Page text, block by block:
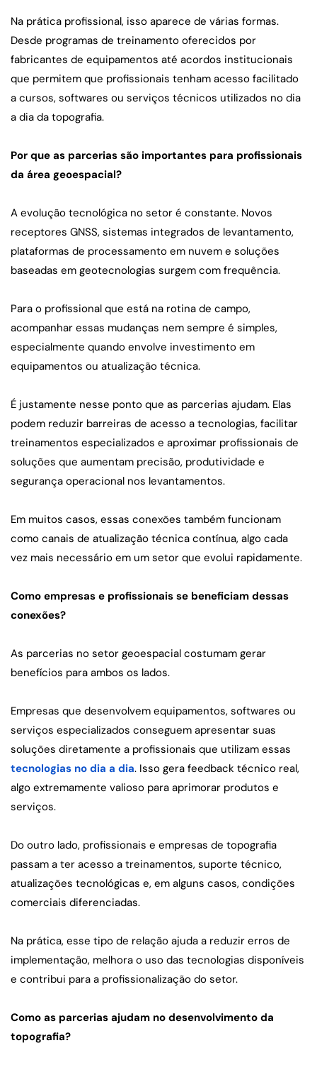
Na prática profissional, isso aparece de várias formas.
Desde programas de treinamento oferecidos por
fabricantes de equipamentos até acordos institucionais
que permitem que profissionais tenham acesso facilitado
a cursos, softwares ou serviços técnicos utilizados no dia
a dia da topografia.
Por que as parcerias são importantes para profissionais
da área geoespacial?
A evolução tecnológica no setor é constante. Novos
receptores GNSS, sistemas integrados de levantamento,
plataformas de processamento em nuvem e soluções
baseadas em geotecnologias surgem com frequência.
Para o profissional que está na rotina de campo,
acompanhar essas mudanças nem sempre é simples,
especialmente quando envolve investimento em
equipamentos ou atualização técnica.
É justamente nesse ponto que as parcerias ajudam. Elas
podem reduzir barreiras de acesso a tecnologias, facilitar
treinamentos especializados e aproximar profissionais de
soluções que aumentam precisão, produtividade e
segurança operacional nos levantamentos.
Em muitos casos, essas conexões também funcionam
como canais de atualização técnica contínua, algo cada
vez mais necessário em um setor que evolui rapidamente.
Como empresas e profissionais se beneficiam dessas
conexões?
As parcerias no setor geoespacial costumam gerar
benefícios para ambos os lados.
Empresas que desenvolvem equipamentos, softwares ou
serviços especializados conseguem apresentar suas
tecnologias no dia a dia. Isso gera feedback técnico real,
algo extremamente valioso para aprimorar produtos e
serviços.
Do outro lado, profissionais e empresas de topografia
passam a ter acesso a treinamentos, suporte técnico,
atualizações tecnológicas e, em alguns casos, condições
comerciais diferenciadas.
Na prática, esse tipo de relação ajuda a reduzir erros de
implementação, melhora o uso das tecnologias disponíveis
e contribui para a profissionalização do setor.
Como as parcerias ajudam no desenvolvimento da
topografia?